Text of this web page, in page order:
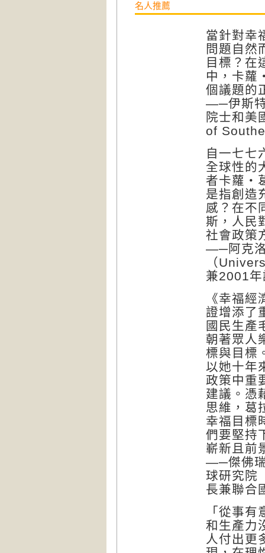
名人推薦
當針對幸
問題自然
目標？在
中，卡蘿
個議題的
—─伊斯
院士和美
of
自一七七
全球性的
者卡蘿‧
是指創造
感？在不
斯，人民
社會政策
—─阿克
（
兼2001
《幸福
證增添了
國民生產
朝著眾人
標與目標
以她十年
政策中重
建議。憑
思維，葛
幸福目標
們要堅持
嶄新且前
—─傑佛
球研究院
長兼聯合
「從事
和生產力
人付出更